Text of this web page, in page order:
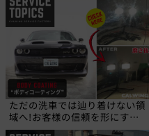
ただの洗車では辿り着けない領
域へ!お客様の信頼を形にす
る、職人の技!